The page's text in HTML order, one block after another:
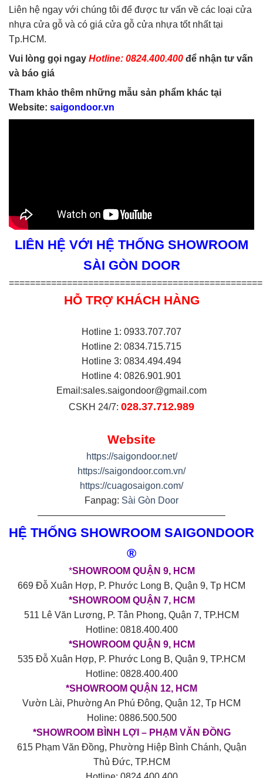
Liên hệ ngay với chúng tôi để được tư vấn về các loại cửa
nhựa cửa gỗ và có giá cửa gỗ cửa nhựa tốt nhất tại
Tp.HCM.
Vui lòng gọi ngay Hotline: 0824.400.400 để nhận tư vấn
và báo giá
Tham khảo thêm những mẫu sản phẩm khác tại
Website: saigondoor.vn
LIÊN HỆ VỚI HỆ THỐNG SHOWROOM
SÀI GÒN DOOR
================================================
HỖ TRỢ KHÁCH HÀNG
Hotline 1: 0933.707.707
Hotline 2: 0834.715.715
Hotline 3: 0834.494.494
Hotline 4: 0826.901.901
Email:sales.saigondoor@gmail.com
CSKH 24/7: 028.37.712.989
Website
https://saigondoor.net/
https://saigondoor.com.vn/
https://cuagosaigon.com/
Fanpag: Sài Gòn Door
————————————————————
HỆ THỐNG SHOWROOM SAIGONDOOR
®
*SHOWROOM QUẬN 9, HCM
669 Đỗ Xuân Hợp, P. Phước Long B, Quận 9, Tp HCM
*SHOWROOM QUẬN 7, HCM
511 Lê Văn Lương, P. Tân Phong, Quận 7, TP.HCM
Hotline: 0818.400.400
*SHOWROOM QUẬN 9, HCM
535 Đỗ Xuân Hợp, P. Phước Long B, Quận 9, TP.HCM
Hotline: 0828.400.400
*SHOWROOM QUẬN 12, HCM
Vườn Lài, Phường An Phú Đông, Quận 12, Tp HCM
Holine: 0886.500.500
*SHOWROOM BÌNH LỢI – PHẠM VĂN ĐỒNG
615 Phạm Văn Đồng, Phường Hiệp Bình Chánh, Quận
Thủ Đức, TP.HCM